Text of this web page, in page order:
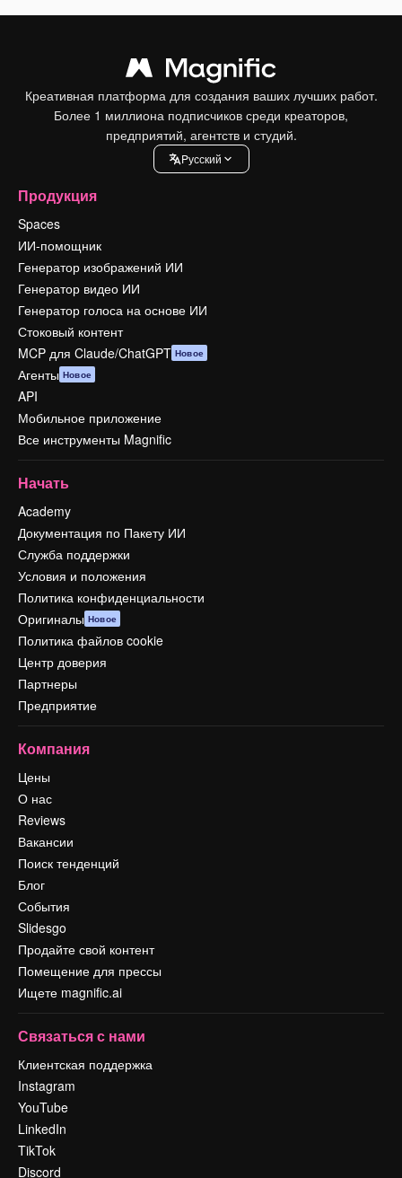
Креативная платформа для создания ваших лучших работ.
Более 1 миллиона подписчиков среди креаторов,
предприятий, агентств и студий.
Pусский
Продукция
Spaces
ИИ-помощник
Генератор изображений ИИ
Генератор видео ИИ
Генератор голоса на основе ИИ
Стоковый контент
MCP для Claude/ChatGPT Новое
Агенты Новое
API
Мобильное приложение
Все инструменты Magnific
Начать
Academy
Документация по Пакету ИИ
Служба поддержки
Условия и положения
Политика конфиденциальности
Оригиналы Новое
Политика файлов cookie
Центр доверия
Партнеры
Предприятие
Компания
Цены
О нас
Reviews
Вакансии
Поиск тенденций
Блог
События
Slidesgo
Продайте свой контент
Помещение для прессы
Ищете magnific.ai
Связаться с нами
Клиентская поддержка
Instagram
YouTube
LinkedIn
TikTok
Discord